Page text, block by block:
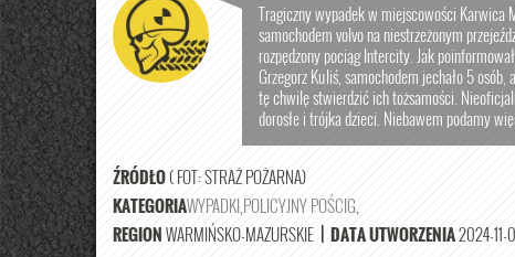
Tragiczny wypadek w miejscowości Karwica
samochodem volvo na niestrzeżonym
rozpędzony pociąg Intercity. Jak
Grzegorz Kuliś, samochodem jechało 5
tę chwilę stwierdzić ich tożsamości.
dorosłe i trójka dzieci. Niebawem podamy
ŹRÓDŁO( FOT: STRAŻ POŻARNA)
KATEGORIAWYPADKIPOLICYJNY POŚCIG
REGIONWARMIŃSKO-MAZURSKIE DATA UTWORZENIA2024-11-